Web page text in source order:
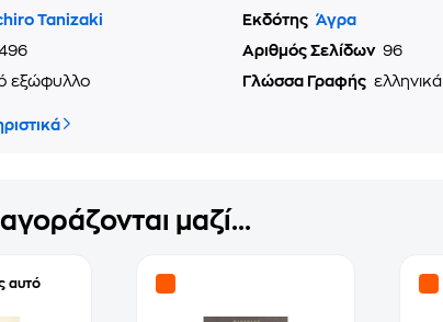
Tanizaki Εκδότης Άγρα
Αριθμός Σελίδων 96
εξώφυλλο Γλώσσα Γραφής ελληνικά
μαζί...
αυτό